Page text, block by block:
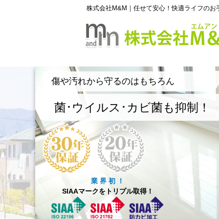
株式会社M&M｜任せて安心！快適ライフのお
傷や汚れから守るのはもちろん
菌･ウイルス･カビ菌も抑制！
業 界 初 ！
SIAAマークをトリプル取得！